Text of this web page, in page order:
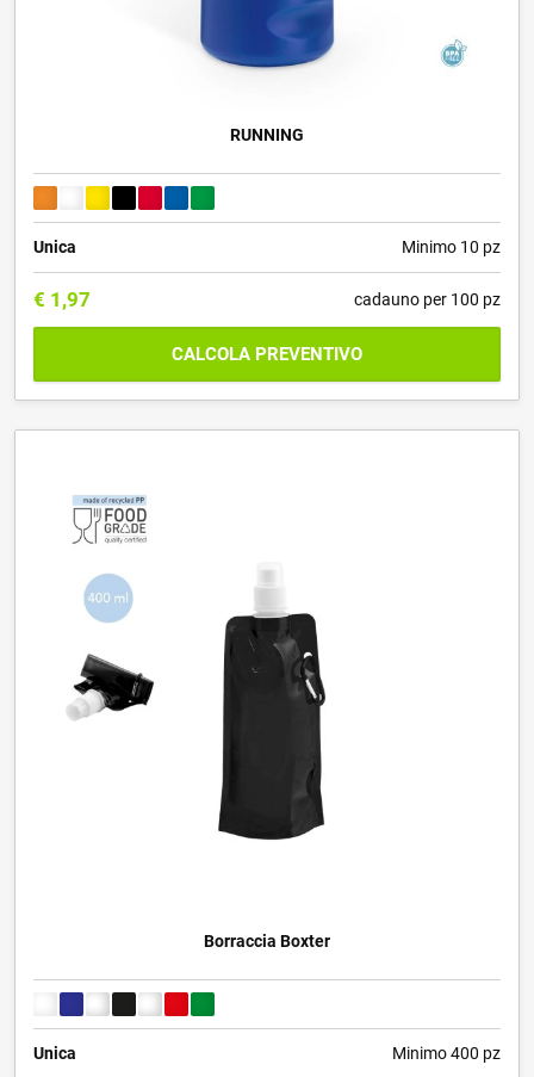
RUNNING
Unica Minimo 10 pz
€ 1,97 cadauno per 100 pz
CALCOLA PREVENTIVO
Borraccia Boxter
Unica Minimo 400 pz